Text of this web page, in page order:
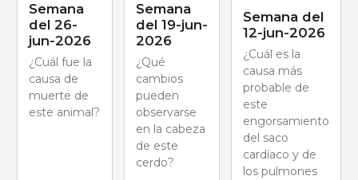
Semana
del 26-
jun-2026
¿Cuál fue la
causa de
muerte de
este animal?
Semana
del 19-jun-
2026
¿Qué
cambios
pueden
observarse
en la cabeza
de este
cerdo?
Semana del
12-jun-2026
¿Cuál es la
causa más
probable de
este
engorsamiento
del saco
cardíaco y de
los pulmones